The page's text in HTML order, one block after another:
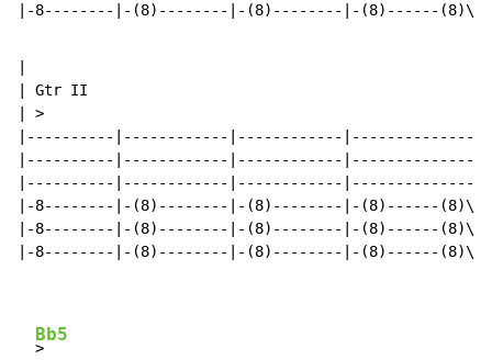
|-8--------|-(8)--------|-(8)--------|-(8)------
| Gtr II
| >
|----------|------------|------------
|----------|------------|------------
|----------|------------|------------
|-8--------|-(8)--------|-(8)--------|-(8)------
|-8--------|-(8)--------|-(8)--------|-(8)------
|-8--------|-(8)--------|-(8)--------|-(8)------
Bb5
>